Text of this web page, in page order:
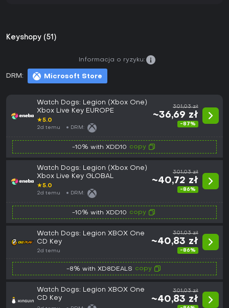
Keyshopy (51)
DRM: Microsoft Store
Informacja o ryzyku:
Watch Dogs: Legion (Xbox One)
Xbox Live Key EUROPE
★5.0
2d temu DRM:
301,03 zł
~36,69 zł
-87%
-10% with XDD10 copy
Watch Dogs: Legion (Xbox One)
Xbox Live Key GLOBAL
★5.0
2d temu DRM:
301,03 zł
~40,72 zł
-86%
-10% with XDD10 copy
Watch Dogs: Legion XBOX One
CD Key
2d temu
301,03 zł
~40,83 zł
-86%
-8% with XD8DEALS copy
Watch Dogs: Legion XBOX One
CD Key
301,03 zł
~40,83 zł